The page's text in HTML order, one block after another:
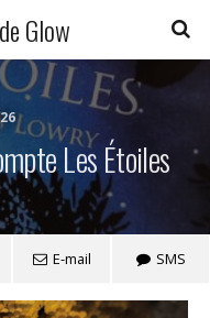
Glow
Les Étoiles
E-mail SMS